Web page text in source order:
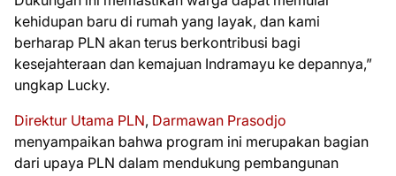
kehidupan baru di rumah yang layak, dan kami
berharap PLN akan terus berkontribusi bagi
kesejahteraan dan kemajuan Indramayu ke depannya,”
ungkap Lucky.
Direktur Utama PLN, Darmawan Prasodjo
menyampaikan bahwa program ini merupakan bagian
dari upaya PLN dalam mendukung pembangunan